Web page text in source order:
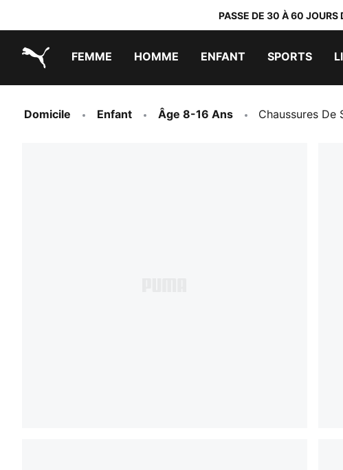
PASSE DE 30 À 60 JOURS
FEMME HOMME ENFANT SPORTS
Domicile Enfant Âge 8-16 Ans Chaussures